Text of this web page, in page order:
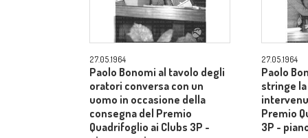
27.05.1964
Paolo Bonomi al tavolo degli
oratori conversa con un
uomo in occasione della
consegna del Premio
Quadrifoglio ai Clubs 3P -
27.05.1964
Paolo
stringe
Premio
3P -